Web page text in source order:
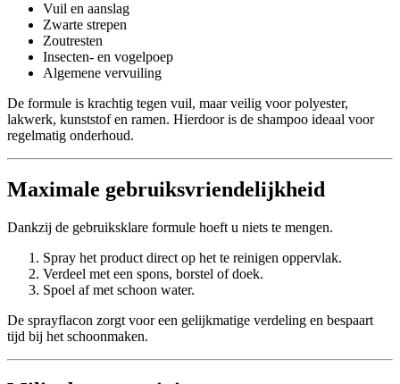
Vuil en aanslag
Zwarte strepen
Zoutresten
Insecten- en vogelpoep
Algemene vervuiling
De formule is krachtig tegen vuil, maar veilig voor polyester,
lakwerk, kunststof en ramen. Hierdoor is de shampoo ideaal voor
regelmatig onderhoud.
Maximale gebruiksvriendelijkheid
Dankzij de gebruiksklare formule hoeft u niets te mengen.
Spray het product direct op het te reinigen oppervlak.
Verdeel met een spons, borstel of doek.
Spoel af met schoon water.
De sprayflacon zorgt voor een gelijkmatige verdeling en bespaart
tijd bij het schoonmaken.